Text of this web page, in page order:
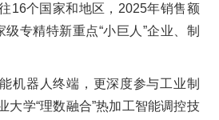
16个国家和地区，2025年销售额
专精特新重点“小巨人”企业、制
机器人终端，更深度参与工业制
大学“理数融合”热加工智能调控技